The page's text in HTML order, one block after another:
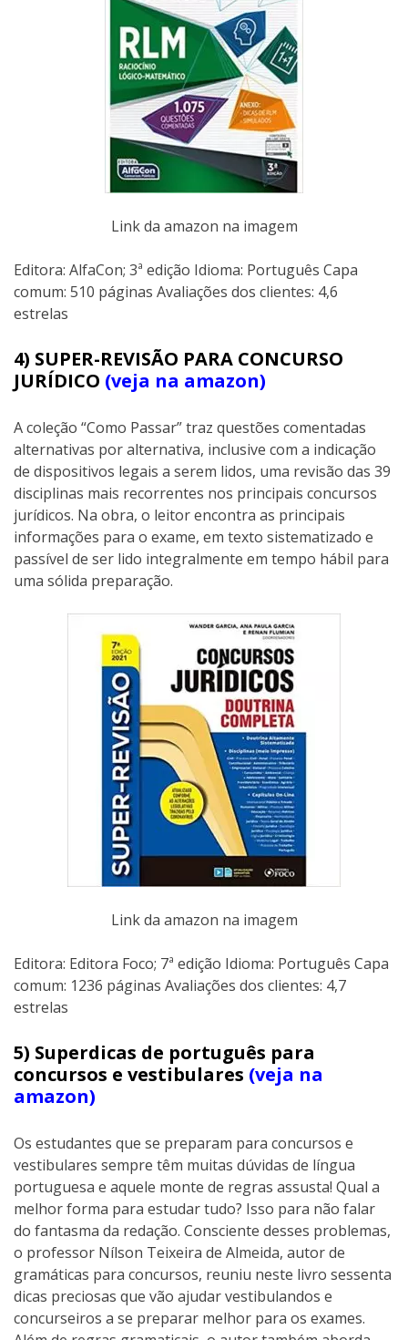
Link da amazon na imagem
Editora: AlfaCon; 3ª edição Idioma: Português Capa
comum: 510 páginas Avaliações dos clientes: 4,6
estrelas
4) SUPER-REVISÃO PARA CONCURSO
JURÍDICO (veja na amazon)
A coleção “Como Passar” traz questões comentadas
alternativas por alternativa, inclusive com a indicação
de dispositivos legais a serem lidos, uma revisão das 39
disciplinas mais recorrentes nos principais concursos
jurídicos. Na obra, o leitor encontra as principais
informações para o exame, em texto sistematizado e
passível de ser lido integralmente em tempo hábil para
uma sólida preparação.
Link da amazon na imagem
Editora: Editora Foco; 7ª edição Idioma: Português Capa
comum: 1236 páginas Avaliações dos clientes: 4,7
estrelas
5) Superdicas de português para
concursos e vestibulares (veja na
amazon)
Os estudantes que se preparam para concursos e
vestibulares sempre têm muitas dúvidas de língua
portuguesa e aquele monte de regras assusta! Qual a
melhor forma para estudar tudo? Isso para não falar
do fantasma da redação. Consciente desses problemas,
o professor Nílson Teixeira de Almeida, autor de
gramáticas para concursos, reuniu neste livro sessenta
dicas preciosas que vão ajudar vestibulandos e
concurseiros a se preparar melhor para os exames.